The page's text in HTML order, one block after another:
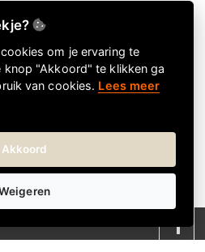
om je ervaring te
knop "Akkoord" te klikken ga
van cookies. Lees meer
Akkoord